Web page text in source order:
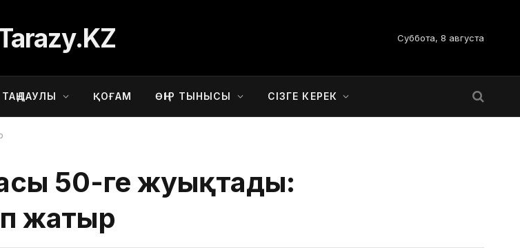
Суббота, 8 августа
ТАҢДАУЛЫ ҚОҒАМ ӨҢІР ТЫНЫСЫ СІЗГЕ КЕРЕК
50-ге жуықтады:
жатыр